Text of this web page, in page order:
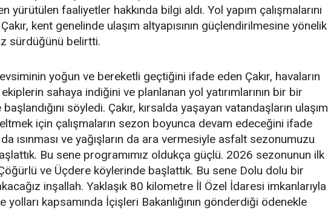
yürütülen faaliyetler hakkında bilgi aldı. Yol yapım çalışmalarını
kent genelinde ulaşım altyapısının güçlendirilmesine yönelik
sürdüğünü belirtti.
yoğun ve bereketli geçtiğini ifade eden Çakır, havaların
ekiplerin sahaya indiğini ve planlanan yol yatırımlarının bir bir
söyledi. Çakır, kırsalda yaşayan vatandaşların ulaşım
için çalışmaların sezon boyunca devam edeceğini ifade
ısınması ve yağışların da ara vermesiyle asfalt sezonumuzu
Bu sene programımız oldukça güçlü. 2026 sezonunun ilk
ve Üçdere köylerinde başlattık. Bu sene Dolu dolu bir
inşallah. Yaklaşık 80 kilometre İl Özel İdaresi imkanlarıyla
kapsamında İçişleri Bakanlığının gönderdiği ödenekle